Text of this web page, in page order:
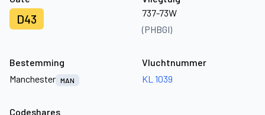
D43
737-73W
(PHBGI)
Bestemming
Manchester MAN
Vluchtnummer
KL 1039
Codeshares